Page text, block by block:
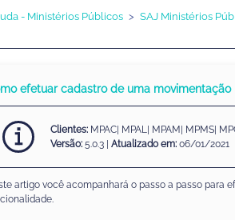
- Ministérios Públicos SAJ Ministérios
efetuar cadastro de uma movimentação
Clientes: MPAC| MPAL| MPAM| MPMS|
Versão: 5.0.3 | Atualizado em: 06/01/2021
artigo você acompanhará o passo a passo para